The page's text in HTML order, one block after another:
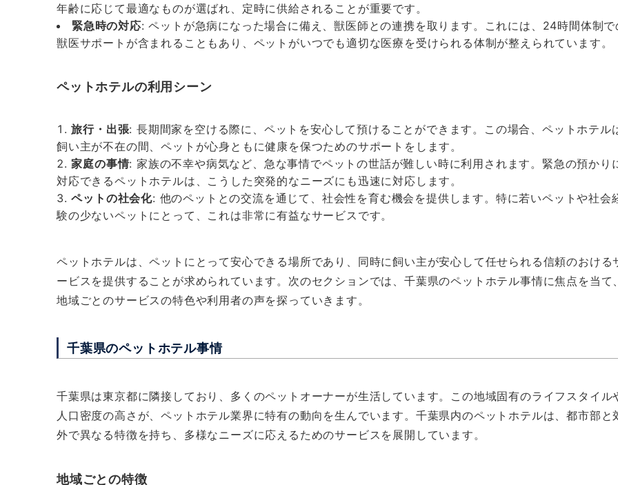
年齢に応じて最適なものが選ばれ、定時に供給されることが重要です。
緊急時の対応: ペットが急病になった場合に備え、獣医師との連携を取ります。これには、24時間体制で
獣医サポートが含まれることもあり、ペットがいつでも適切な医療を受けられる体制が整えられています。
ペットホテルの利用シーン
旅行・出張: 長期間家を空ける際に、ペットを安心して預けることができます。この場合、ペットホテル
飼い主が不在の間、ペットが心身ともに健康を保つためのサポートをします。
家庭の事情: 家族の不幸や病気など、急な事情でペットの世話が難しい時に利用されます。緊急の預かり
対応できるペットホテルは、こうした突発的なニーズにも迅速に対応します。
ペットの社会化: 他のペットとの交流を通じて、社会性を育む機会を提供します。特に若いペットや社会
験の少ないペットにとって、これは非常に有益なサービスです。
ペットホテルは、ペットにとって安心できる場所であり、同時に飼い主が安心して任せられる信頼のおける
ービスを提供することが求められています。次のセクションでは、千葉県のペットホテル事情に焦点を当て
地域ごとのサービスの特色や利用者の声を探っていきます。
千葉県のペットホテル事情
千葉県は東京都に隣接しており、多くのペットオーナーが生活しています。この地域固有のライフスタイル
人口密度の高さが、ペットホテル業界に特有の動向を生んでいます。千葉県内のペットホテルは、都市部と
外で異なる特徴を持ち、多様なニーズに応えるためのサービスを展開しています。
地域ごとの特徴